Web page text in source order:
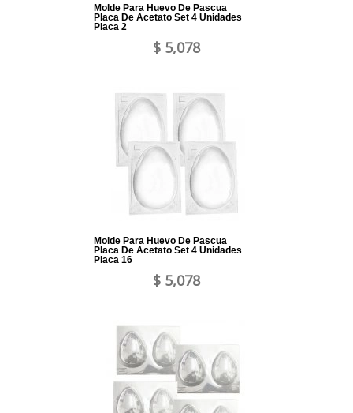
Molde Para Huevo De Pascua
Placa De Acetato Set 4 Unidades
Placa 2
$ 5,078
Molde Para Huevo De Pascua
Placa De Acetato Set 4 Unidades
Placa 16
$ 5,078